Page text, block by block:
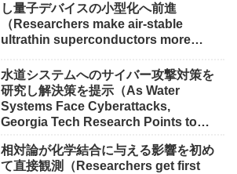
し量子デバイスの小型化へ前進
（Researchers make air-stable
ultrathin superconductors more
水道システムへのサイバー攻撃対策を
研究し解決策を提示（As Water
Systems Face Cyberattacks,
Georgia Tech Research Points to
相対論が化学結合に与える影響を初め
て直接観測（Researchers get first